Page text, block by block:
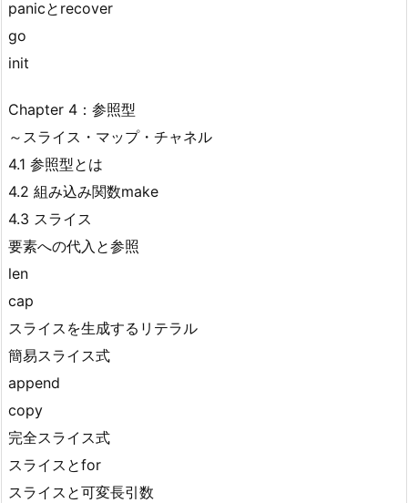
panicとrecover
go
init
Chapter 4：参照型
～スライス・マップ・チャネル
4.1 参照型とは
4.2 組み込み関数make
4.3 スライス
要素への代入と参照
len
cap
スライスを生成するリテラル
簡易スライス式
append
copy
完全スライス式
スライスとfor
スライスと可変長引数